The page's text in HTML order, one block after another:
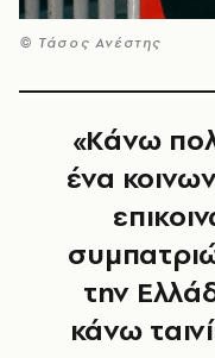
© Τάσος Ανέστης
«Κάνω
ένα
την
κάνω